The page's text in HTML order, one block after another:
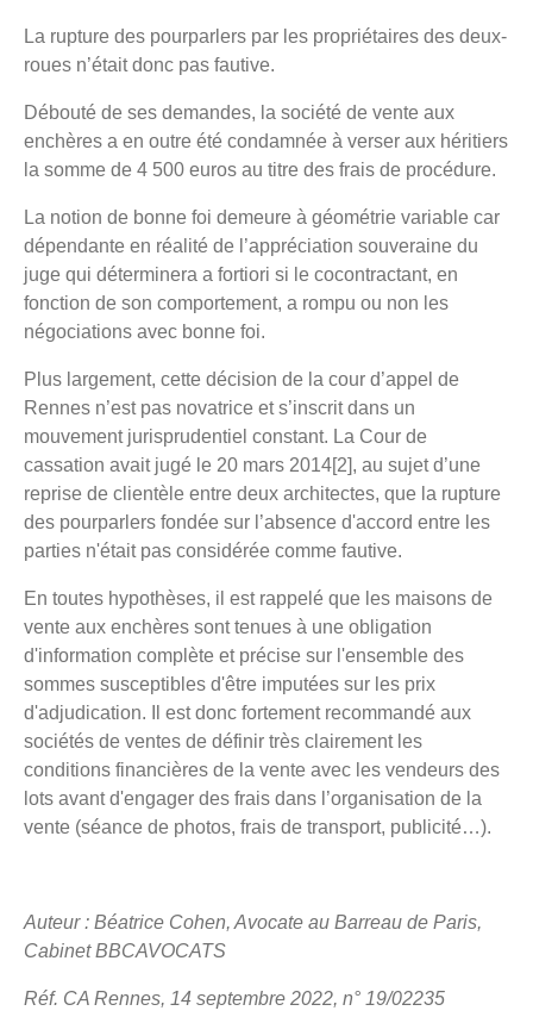
La rupture des pourparlers par les propriétaires des deux-
roues n’était donc pas fautive.
Débouté de ses demandes, la société de vente aux
enchères a en outre été condamnée à verser aux héritiers
la somme de 4 500 euros au titre des frais de procédure.
La notion de bonne foi demeure à géométrie variable car
dépendante en réalité de l’appréciation souveraine du
juge qui déterminera a fortiori si le cocontractant, en
fonction de son comportement, a rompu ou non les
négociations avec bonne foi.
Plus largement, cette décision de la cour d’appel de
Rennes n’est pas novatrice et s’inscrit dans un
mouvement jurisprudentiel constant. La Cour de
cassation avait jugé le 20 mars 2014[2], au sujet d’une
reprise de clientèle entre deux architectes, que la rupture
des pourparlers fondée sur l’absence d'accord entre les
parties n'était pas considérée comme fautive.
En toutes hypothèses, il est rappelé que les maisons de
vente aux enchères sont tenues à une obligation
d'information complète et précise sur l'ensemble des
sommes susceptibles d'être imputées sur les prix
d'adjudication. Il est donc fortement recommandé aux
sociétés de ventes de définir très clairement les
conditions financières de la vente avec les vendeurs des
lots avant d'engager des frais dans l’organisation de la
vente (séance de photos, frais de transport, publicité…).
Auteur : Béatrice Cohen, Avocate au Barreau de Paris,
Cabinet BBCAVOCATS
Réf. CA Rennes, 14 septembre 2022, n° 19/02235